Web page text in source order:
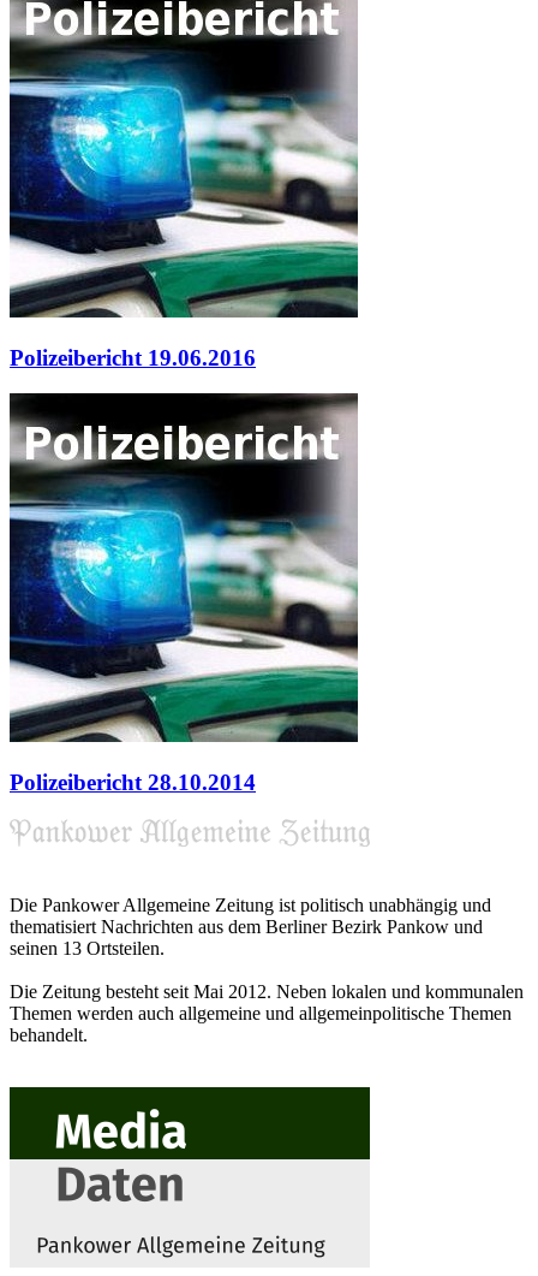
Polizeibericht 19.06.2016
Polizeibericht 28.10.2014
Die Pankower Allgemeine Zeitung ist politisch unabhängig und
thematisiert Nachrichten aus dem Berliner Bezirk Pankow und
seinen 13 Ortsteilen.
Die Zeitung besteht seit Mai 2012. Neben lokalen und kommunalen
Themen werden auch allgemeine und allgemeinpolitische Themen
behandelt.